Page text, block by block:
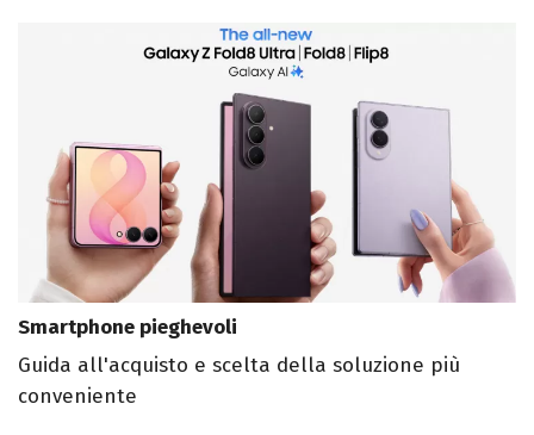
Smartphone pieghevoli
Guida all'acquisto e scelta della soluzione più
conveniente